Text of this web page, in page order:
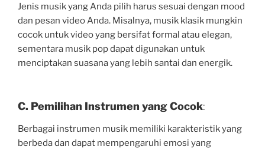
Jenis musik yang Anda pilih harus sesuai dengan mood
dan pesan video Anda. Misalnya, musik klasik mungkin
cocok untuk video yang bersifat formal atau elegan,
sementara musik pop dapat digunakan untuk
menciptakan suasana yang lebih santai dan energik.
C. Pemilihan Instrumen yang Cocok:
Berbagai instrumen musik memiliki karakteristik yang
berbeda dan dapat mempengaruhi emosi yang